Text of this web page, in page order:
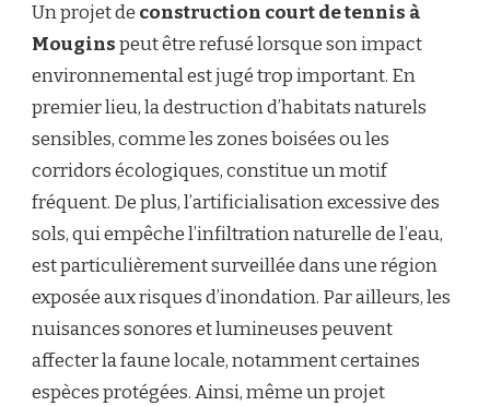
Un projet de construction court de tennis à
Mouginspeut être refusé lorsque son impact
environnemental est jugé trop important. En
premier lieu, la destruction d’habitats naturels
sensibles, comme les zones boisées ou les
corridors écologiques, constitue un motif
fréquent. De plus, l’artificialisation excessive des
sols, qui empêche l’infiltration naturelle de l’eau,
est particulièrement surveillée dans une région
exposée aux risques d’inondation. Par ailleurs, les
nuisances sonores et lumineuses peuvent
affecter la faune locale, notamment certaines
espèces protégées. Ainsi, même un projet